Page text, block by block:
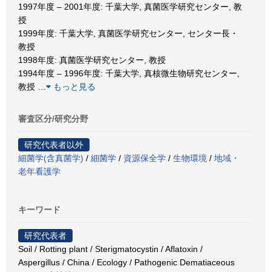
1997年度 – 2001年度: 千葉大学, 真菌医学研究センター, 教
授
1999年度: 千葉大学, 真菌医学研究センター, センター長・
教授
1998年度: 真菌医学研究センター, 教授
1994年度 – 1996年度: 千葉大学, 真核微生物研究センター,
教授
もっと見る
審査区分/研究分野
研究代表者以外
細菌学(含真菌学) / 細菌学 / 資源保全学 / 生物環境 / 地域・
老年看護学
キーワード
研究代表者
Soil / Rotting plant / Sterigmatocystin / Aflatoxin /
Aspergillus / China / Ecology / Pathogenic Dematiaceous